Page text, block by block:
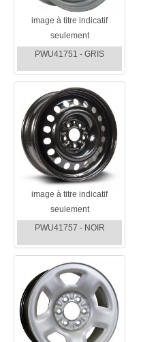
image à titre indicatif
seulement
PWU41751 - GRIS
image à titre indicatif
seulement
PWU41757 - NOIR